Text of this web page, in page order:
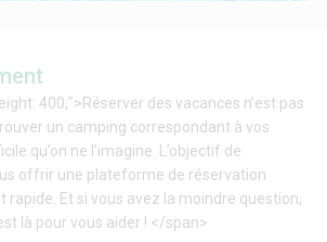
400;">Réserver des vacances n’est pas
un camping correspondant à vos
qu’on ne l’imagine. L’objectif de
offrir une plateforme de réservation
rapide. Et si vous avez la moindre question,
là pour vous aider ! </span>